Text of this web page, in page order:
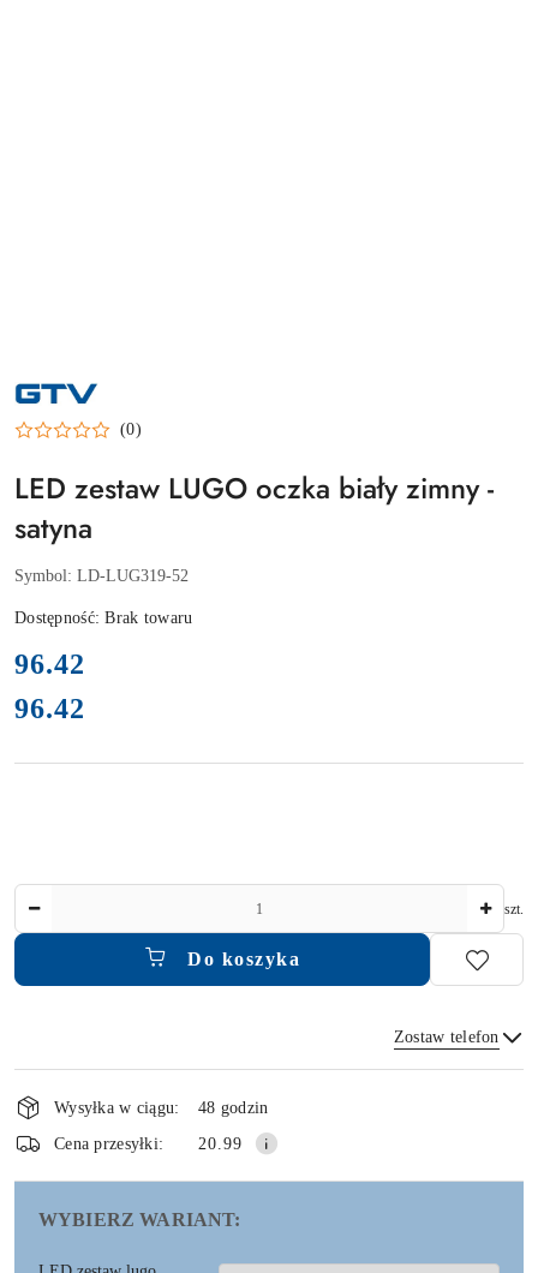
NAZWA
PRODUCENTA:
GTV
(0)
LED zestaw LUGO oczka biały zimny -
satyna
Symbol: LD-LUG319-52
Dostępność:Brak towaru
cena:
96.42
Cena:
96.42
szt.
Do koszyka
Zostaw telefon
Wyślij
Dostępność
i
dostawa
Wysyłka w ciągu:
48 godzin
Cena przesyłki:
20.99
WYBIERZ WARIANT: